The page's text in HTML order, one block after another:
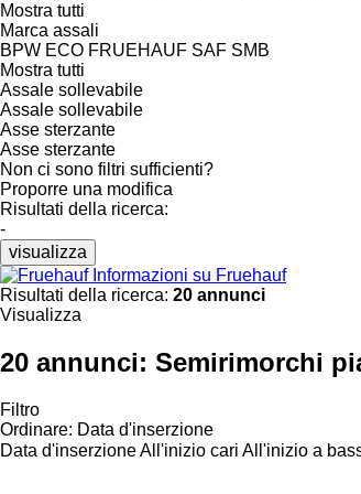
Mostra tutti
Marca assali
BPW ECO FRUEHAUF SAF SMB
Mostra tutti
Assale sollevabile
Assale sollevabile
Asse sterzante
Asse sterzante
Non ci sono filtri sufficienti?
Proporre una modifica
Risultati della ricerca:
-
visualizza
Informazioni su Fruehauf
Risultati della ricerca: 20 annunci
Visualizza
20 annunci: Semirimorchi
Filtro
Ordinare: Data d'inserzione
Data d'inserzioneAll'inizio cari All'inizio a